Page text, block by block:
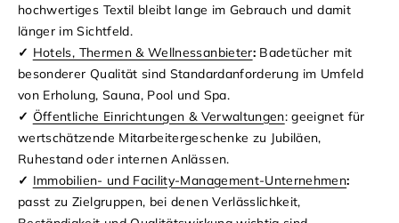
hochwertiges Textil bleibt lange im Gebrauch und damit
länger im Sichtfeld.
✓ Hotels, Thermen & Wellnessanbieter:Badetücher mit
besonderer Qualität sind Standardanforderung im Umfeld
von Erholung, Sauna, Pool und Spa.
✓ Öffentliche Einrichtungen & Verwaltungen: geeignet für
wertschätzende Mitarbeitergeschenke zu Jubiläen,
Ruhestand oder internen Anlässen.
✓ Immobilien- und Facility-Management-Unternehmen:
passt zu Zielgruppen, bei denen Verlässlichkeit,